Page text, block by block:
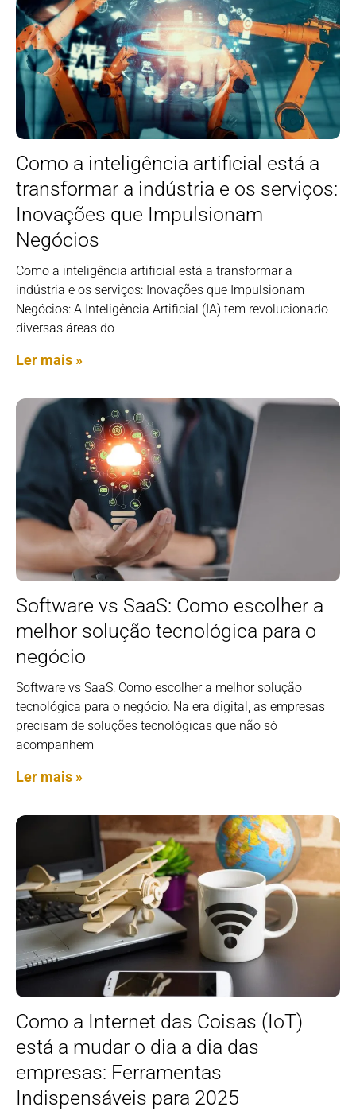
Como a inteligência artificial está a
transformar a indústria e os serviços:
Inovações que Impulsionam
Negócios
Como a inteligência artificial está a transformar a
indústria e os serviços: Inovações que Impulsionam
Negócios: A Inteligência Artificial (IA) tem revolucionado
diversas áreas do
Ler mais »
Software vs SaaS: Como escolher a
melhor solução tecnológica para o
negócio
Software vs SaaS: Como escolher a melhor solução
tecnológica para o negócio: Na era digital, as empresas
precisam de soluções tecnológicas que não só
acompanhem
Ler mais »
Como a Internet das Coisas (IoT)
está a mudar o dia a dia das
empresas: Ferramentas
Indispensáveis para 2025